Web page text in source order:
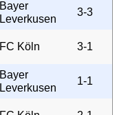
Bayer
Leverkusen
3-3
FC Köln 3-1
Bayer
Leverkusen
1-1